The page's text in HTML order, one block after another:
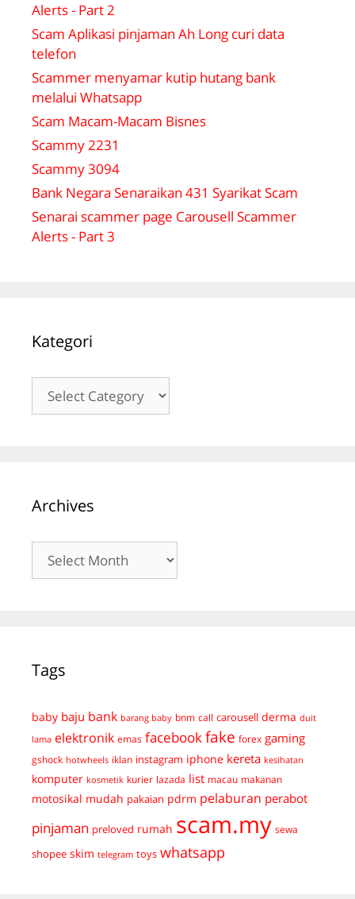
Alerts - Part 2
Scam Aplikasi pinjaman Ah Long curi data
telefon
Scammer menyamar kutip hutang bank
melalui Whatsapp
Scam Macam-Macam Bisnes
Scammy 2231
Scammy 3094
Bank Negara Senaraikan 431 Syarikat Scam
Senarai scammer page Carousell Scammer
Alerts - Part 3
Kategori
Kategori
Archives
Archives
Tags
baby baju bank barang baby bnm call carousell derma duit
lama elektronik emas facebookfake forex gaming
gshock hotwheels iklan instagram iphone kereta kesihatan
komputer kosmetik kurier lazada list macau makanan
motosikal mudah pakaian pdrm pelaburan perabot
pinjaman preloved rumah scam.my sewa
shopee skim telegram toys whatsapp